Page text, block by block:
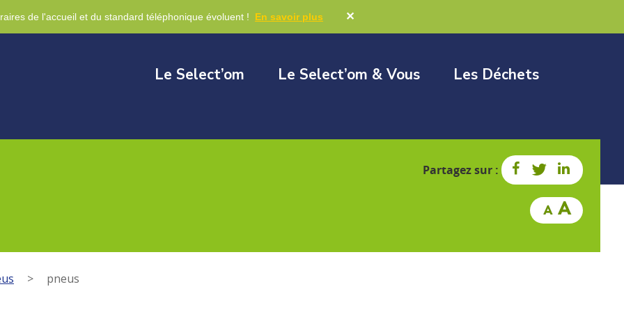
de l'accueil et du standard téléphonique évoluent ! En savoir plus ✕
Le Select’om Le Select’om & Vous Les Déchets
Partagez sur :
> pneus